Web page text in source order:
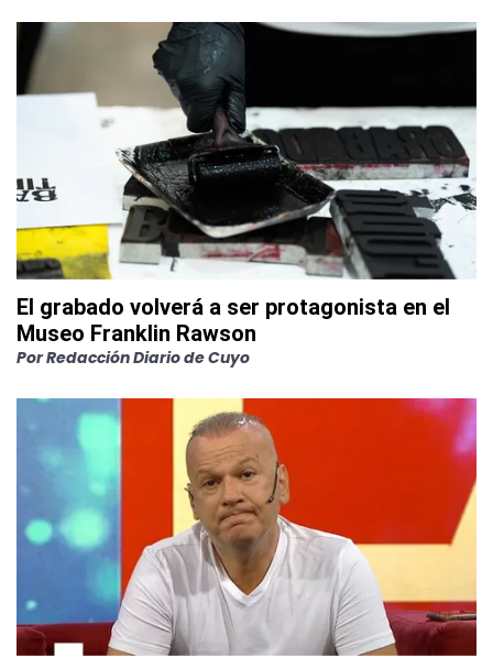
El grabado volverá a ser protagonista en el
Museo Franklin Rawson
PorRedacción Diario de Cuyo